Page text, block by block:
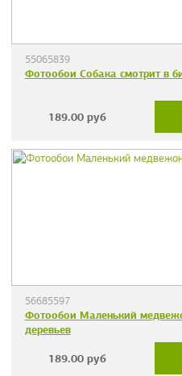
55065839
Фотообои Собака смотрит в
189.00 руб
56685597
Фотообои Маленький
деревьев
189.00 руб